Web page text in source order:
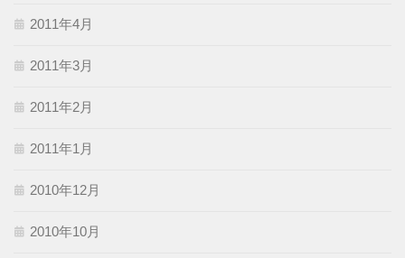
2011年4月
2011年3月
2011年2月
2011年1月
2010年12月
2010年10月